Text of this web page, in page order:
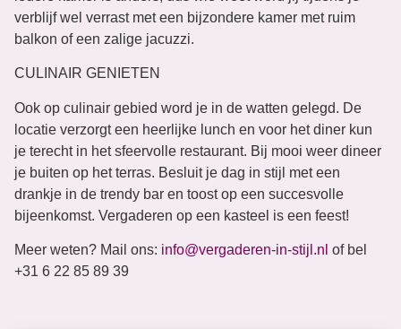
verblijf wel verrast met een bijzondere kamer met ruim
balkon of een zalige jacuzzi.
CULINAIR GENIETEN
Ook op culinair gebied word je in de watten gelegd. De
locatie verzorgt een heerlijke lunch en voor het diner kun
je terecht in het sfeervolle restaurant. Bij mooi weer dineer
je buiten op het terras. Besluit je dag in stijl met een
drankje in de trendy bar en toost op een succesvolle
bijeenkomst. Vergaderen op een kasteel is een feest!
Meer weten? Mail ons: info@vergaderen-in-stijl.nl of bel
+31 6 22 85 89 39